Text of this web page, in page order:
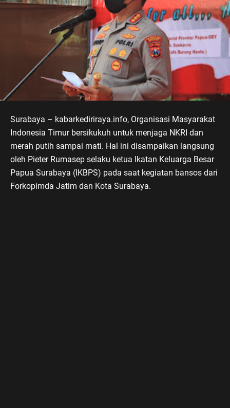
Surabaya – kabarkediriraya.info, Organisasi Masyarakat
Indonesia Timur bersikukuh untuk menjaga NKRI dan
merah putih sampai mati. Hal ini disampaikan langsung
oleh Pieter Rumasep selaku ketua Ikatan Keluarga Besar
Papua Surabaya (IKBPS) pada saat kegiatan bansos dari
Forkopimda Jatim dan Kota Surabaya.